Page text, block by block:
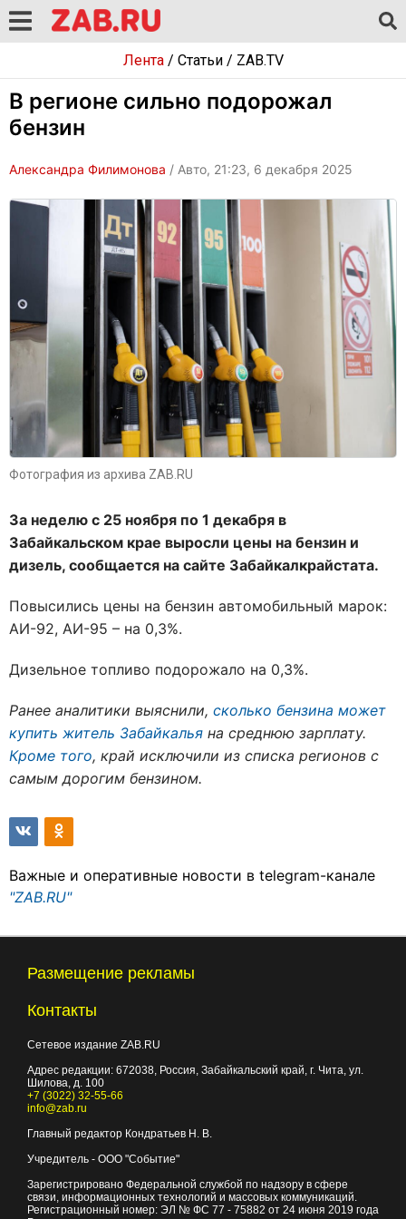
Лента/ Статьи/ ZAB.TV
В регионе сильно подорожал
бензин
Александра Филимонова / Авто, 21:23, 6 декабря 2025
Фотография из архива ZAB.RU
За неделю с 25 ноября по 1 декабря в
Забайкальском крае выросли цены на бензин и
дизель, сообщается на сайте Забайкалкрайстата.
Повысились цены на бензин автомобильный марок:
АИ-92, АИ-95 – на 0,3%.
Дизельное топливо подорожало на 0,3%.
Ранее аналитики выяснили, сколько бензина может
купить житель Забайкалья на среднюю зарплату.
Кроме того, край исключили из списка регионов с
самым дорогим бензином.
Важные и оперативные новости в telegram-канале
"ZAB.RU"
Размещение рекламы
Контакты
Сетевое издание ZAB.RU
Адрес редакции: 672038 , Россия, Забайкальский край, г. Чита ул.
Шилова, д. 100
+7 (3022) 32-55-66
info@zab.ru
Главный редактор Кондратьев Н. В.
Учредитель - ООО "Событие"
Зарегистрировано Федеральной службой по надзору в сфере
связи, информационных технологий и массовых коммуникаций.
Регистрационный номер: ЭЛ № ФС 77 - 75882 от 24 июня 2019 года